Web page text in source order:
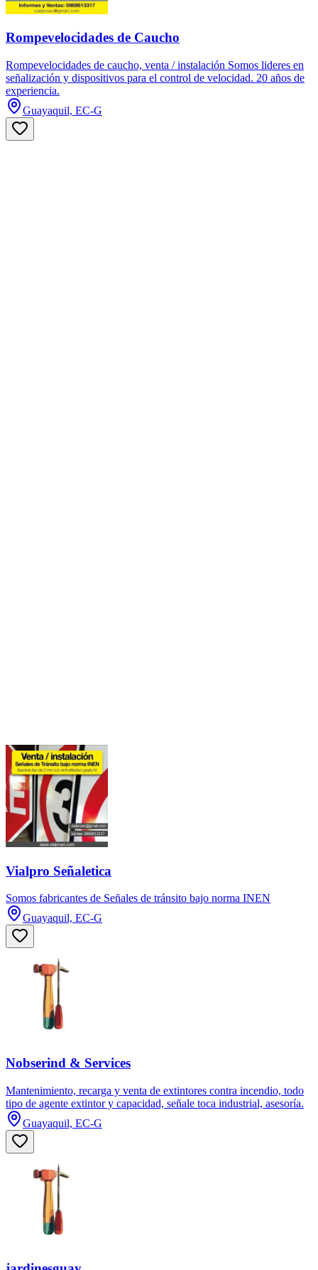
Rompevelocidades de Caucho
Rompevelocidades de caucho, venta / instalación Somos lideres en
señalización y dispositivos para el control de velocidad. 20 años de
experiencia.
Guayaquil, EC-G
Vialpro Señaletica
Somos fabricantes de Señales de tránsito bajo norma INEN
Guayaquil, EC-G
Nobserind & Services
Mantenimiento, recarga y venta de extintores contra incendio, todo
tipo de agente extintor y capacidad, señale toca industrial, asesoría.
Guayaquil, EC-G